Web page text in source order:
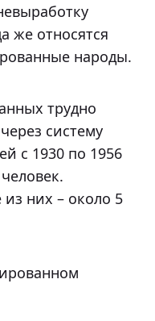
же относятся
народы.
трудно
систему
с 1930 по 1956
них – около 5